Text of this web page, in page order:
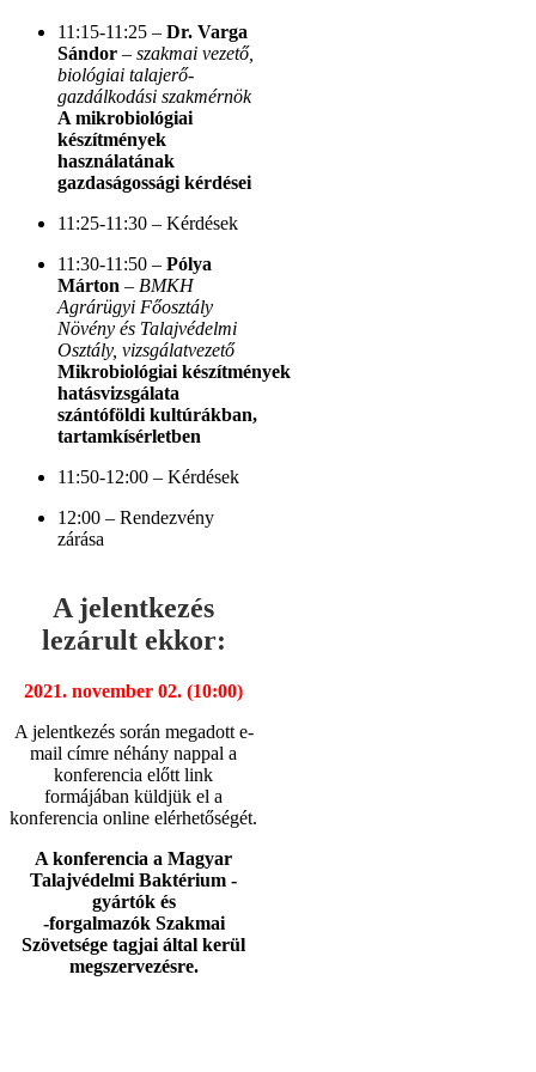
11:15-11:25 – Dr. Varga
Sándor – szakmai vezető,
biológiai talajerő-
gazdálkodási szakmérnök
A mikrobiológiai
készítmények
használatának
gazdaságossági kérdései
11:25-11:30 – Kérdések
11:30-11:50 – Pólya
Márton – BMKH
Agrárügyi Főosztály
Növény és Talajvédelmi
Osztály, vizsgálatvezető
Mikrobiológiai készítmények
hatásvizsgálata
szántóföldi kultúrákban,
tartamkísérletben
11:50-12:00 – Kérdések
12:00 – Rendezvény
zárása
A jelentkezés
lezárult ekkor:
2021. november 02. (10:00)
A jelentkezés során megadott e-
mail címre néhány nappal a
konferencia előtt link
formájában küldjük el a
konferencia online elérhetőségét.
A konferencia a Magyar
Talajvédelmi Baktérium -
gyártók és
-forgalmazók Szakmai
Szövetsége tagjai által kerül
megszervezésre.